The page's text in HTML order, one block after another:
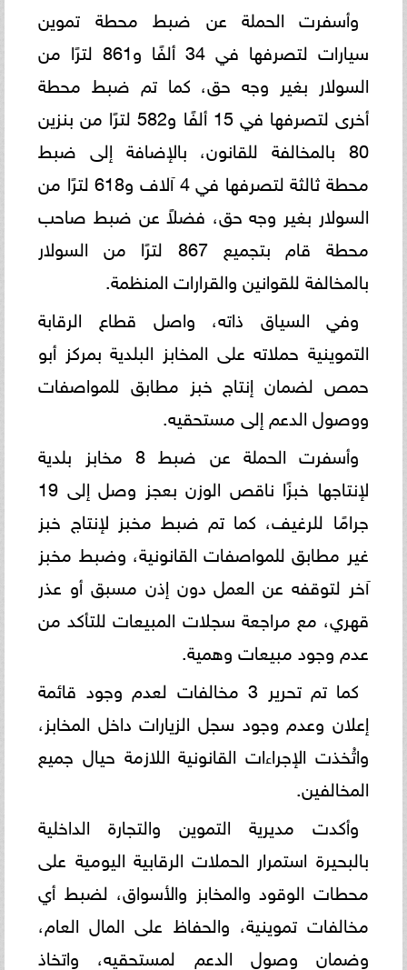
وأسفرت الحملة عن ضبط محطة تموين
سيارات لتصرفها في 34 ألفًا و861 لترًا من
السولار بغير وجه حق، كما تم ضبط محطة
أخرى لتصرفها في 15 ألفًا و582 لترًا من بنزين
80 بالمخالفة للقانون، بالإضافة إلى ضبط
محطة ثالثة لتصرفها في 4 آلاف و618 لترًا من
السولار بغير وجه حق، فضلاً عن ضبط صاحب
محطة قام بتجميع 867 لترًا من السولار
بالمخالفة للقوانين والقرارات المنظمة.
وفي السياق ذاته، واصل قطاع الرقابة
التموينية حملاته على المخابز البلدية بمركز أبو
حمص لضمان إنتاج خبز مطابق للمواصفات
ووصول الدعم إلى مستحقيه.
وأسفرت الحملة عن ضبط 8 مخابز بلدية
لإنتاجها خبزًا ناقص الوزن بعجز وصل إلى 19
جرامًا للرغيف، كما تم ضبط مخبز لإنتاج خبز
غير مطابق للمواصفات القانونية، وضبط مخبز
آخر لتوقفه عن العمل دون إذن مسبق أو عذر
قهري، مع مراجعة سجلات المبيعات للتأكد من
عدم وجود مبيعات وهمية.
كما تم تحرير 3 مخالفات لعدم وجود قائمة
إعلان وعدم وجود سجل الزيارات داخل المخابز،
واتُخذت الإجراءات القانونية اللازمة حيال جميع
المخالفين.
وأكدت مديرية التموين والتجارة الداخلية
بالبحيرة استمرار الحملات الرقابية اليومية على
محطات الوقود والمخابز والأسواق، لضبط أي
مخالفات تموينية، والحفاظ على المال العام،
وضمان وصول الدعم لمستحقيه، واتخاذ